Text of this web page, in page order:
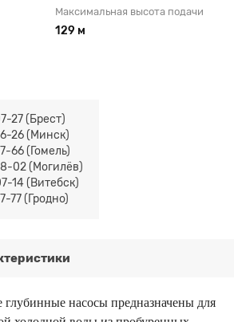
Максимальная высота подачи
129 м
27 (Брест)
26 (Минск)
66 (Гомель)
02 (Могилёв)
14 (Витебск)
77 (Гродно)
насосы предназначены для